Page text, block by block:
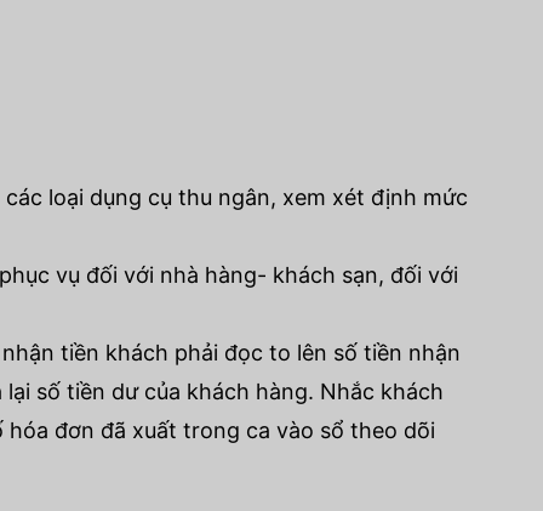
loại dụng cụ thu ngân, xem xét định mức
vụ đối với nhà hàng- khách sạn, đối với
tiền khách phải đọc to lên số tiền nhận
số tiền dư của khách hàng. Nhắc khách
đơn đã xuất trong ca vào sổ theo dõi